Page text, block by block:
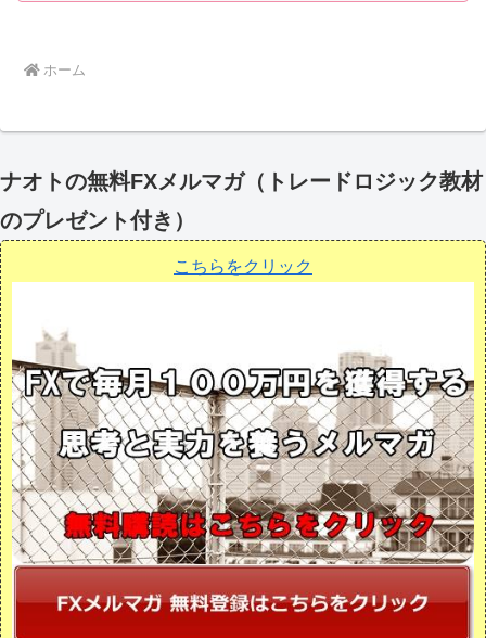
ホーム
ナオトの無料FXメルマガ（トレードロジック教材
のプレゼント付き）
こちらをクリック